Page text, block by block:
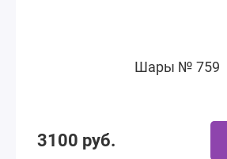
Шары № 759
3100 руб.